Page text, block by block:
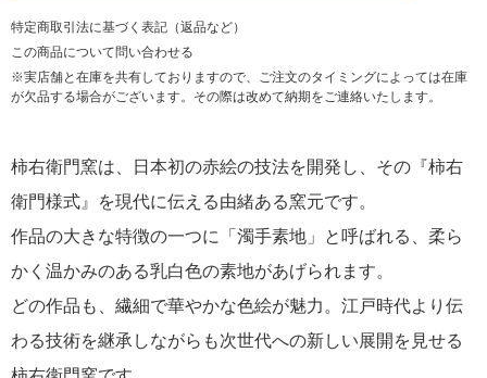
特定商取引法に基づく表記（返品など）
この商品について問い合わせる
※実店舗と在庫を共有しておりますので、ご注文のタイミングによっては在庫
が欠品する場合がございます。その際は改めて納期をご連絡いたします。
柿右衛門窯は、日本初の赤絵の技法を開発し、その『柿右
衛門様式』を現代に伝える由緒ある窯元です。
作品の大きな特徴の一つに「濁手素地」と呼ばれる、柔ら
かく温かみのある乳白色の素地があげられます。
どの作品も、繊細で華やかな色絵が魅力。江戸時代より伝
わる技術を継承しながらも次世代への新しい展開を見せる